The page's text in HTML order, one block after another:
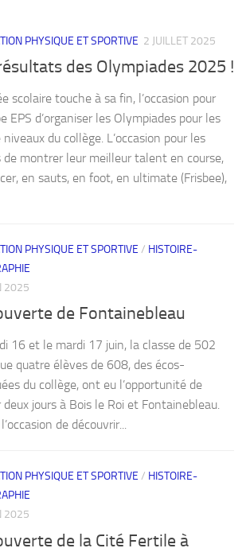
PHYSIQUE ET SPORTIVE 2 JUILLET 2025
des Olympiades 2025 !
scolaire touche à sa fin, l’occasion pour
EPS d’organiser les Olympiades pour les
du collège. L’occasion pour les
de montrer leur meilleur talent en course,
en sauts, en foot, en ultimate (Frisbee),
PHYSIQUE ET SPORTIVE / HISTOIRE-
2025
de Fontainebleau
16 et le mardi 17 juin, la classe de 502
quatre élèves de 608, des écos-
du collège, ont eu l’opportunité de
deux jours à Bois le Roi et Fontainebleau.
de découvrir...
PHYSIQUE ET SPORTIVE / HISTOIRE-
2025
de la Cité Fertile à